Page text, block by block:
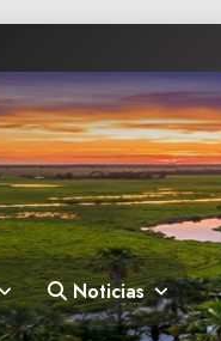
Noticias